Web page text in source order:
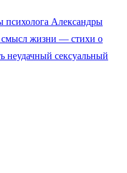
психолога Александры
смысл жизни — стихи о
неудачный сексуальный